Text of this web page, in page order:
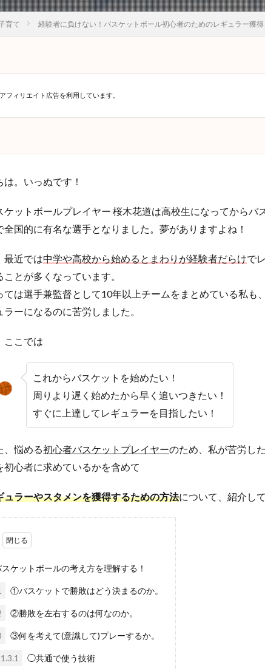
育て 経験者に負けない！バスケットボール初心者のためのレギュラー獲得
フィリエイト広告を利用しています。
は。いっぬです！
ケットボールプレイヤー 桜木花道は高校生になってからバ
全国的に有名な選手となりました。夢がありますよね！
最近では中学や高校から始めるとまわりが経験者だらけで
ことが多くなっています。
ては選手兼監督として10年以上チームをまとめている私も
ラーになるのに苦労しました。
ここでは
これからバスケットを始めたい！
周りより遅く始めたから早く追いつきたい！
すぐに上達してレギュラーを目指したい！
、悩める初心者バスケットプレイヤーのため、私が苦労し
初心者に求めているかを含めて
ュラーやスタメンを獲得するための方法について、紹介し
ケットボールの考え方を理解する！
①バスケットで勝敗はどう決まるのか。
②勝敗を左右するのは何なのか。
③何を考えて(意識して)プレーするか。
1.3.1 ◯共通で使う技術